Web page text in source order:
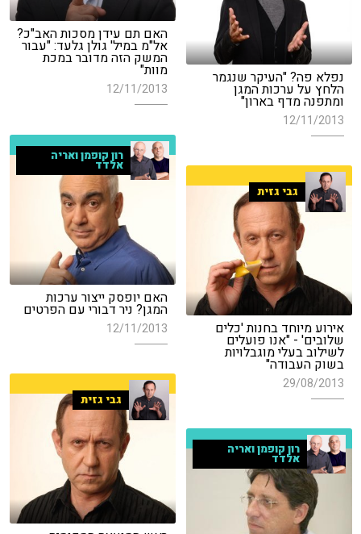
האם תם עידן מסכות האב"כ?
אל"מ במיל' גולן גלעד: "עבור
המשק הזה מדובר במכת
מוות"
12/11/2013
נפלא פה? "העיקר שנגמר
הלחץ על ערכות המגן
ומתפנה מדף בארון"
12/11/2013
רון קופמן ואריה
אלדד
האם יופסק ייצור ערכות
המגן? ניר דבורי עם הפרטים
12/11/2013
גבי גזית
אירוע מיוחד בחנות 'כלים
שלובים' - "אנו פועלים
לשילוב בעלי מוגבלויות
בשוק העבודה"
29/08/2013
גבי גזית
רון קופמן ואריה
אלדד